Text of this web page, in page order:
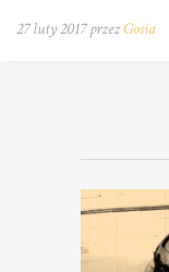
27 luty 2017 przezGosia